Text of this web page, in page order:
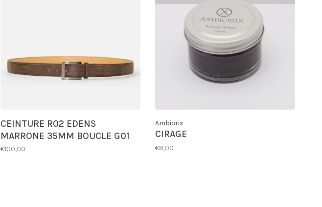
CEINTURE R02 EDENS
MARRONE 35MM BOUCLE G01
€100,00
Ambiorix
CIRAGE
€8,00